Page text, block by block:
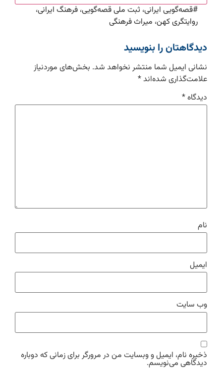
#قصه‌گویی ایرانی، ثبت ملی قصه‌گویی، فرهنگ ایرانی،
روایتگری کهن، میراث فرهنگی
دیدگاهتان را بنویسید
نشانی ایمیل شما منتشر نخواهد شد. بخش‌های موردنیاز
علامت‌گذاری شده‌اند*
دیدگاه*
نام
ایمیل
وب‌ سایت
ذخیره نام، ایمیل و وبسایت من در مرورگر برای زمانی که دوباره
دیدگاهی می‌نویسم.